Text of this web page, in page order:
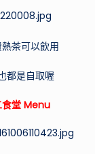
茶可以飲用
都是自取喔
食堂 Menu